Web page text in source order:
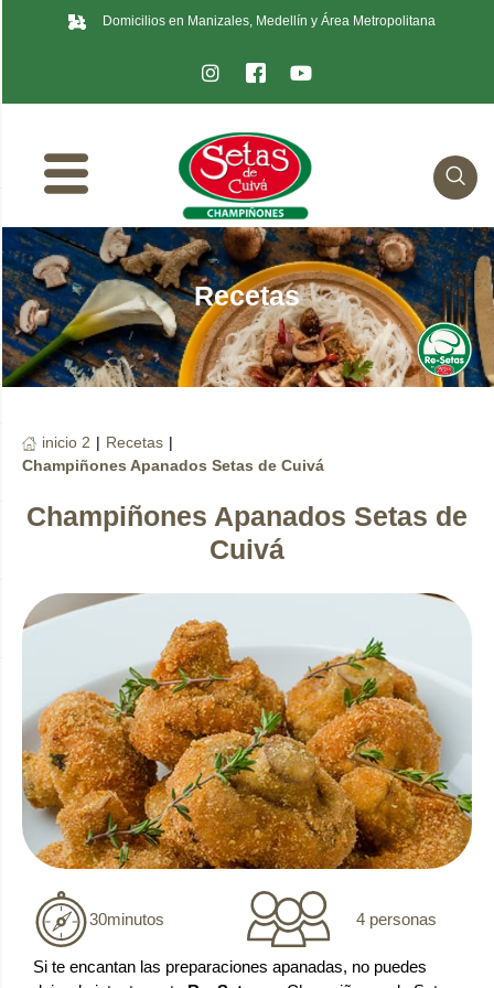
Domicilios en Manizales, Medellín y Área Metropolitana
Recetas
inicio 2 | Recetas |
Champiñones Apanados Setas de Cuivá
Champiñones Apanados Setas de
Cuivá
30minutos 4 personas
Si te encantan las preparaciones apanadas, no puedes